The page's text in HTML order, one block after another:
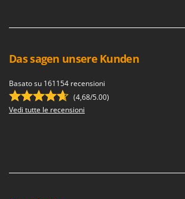
Das sagen unsere Kunden
Basato su 161154 recensioni
(4,68/5.00)
Vedi tutte le recensioni